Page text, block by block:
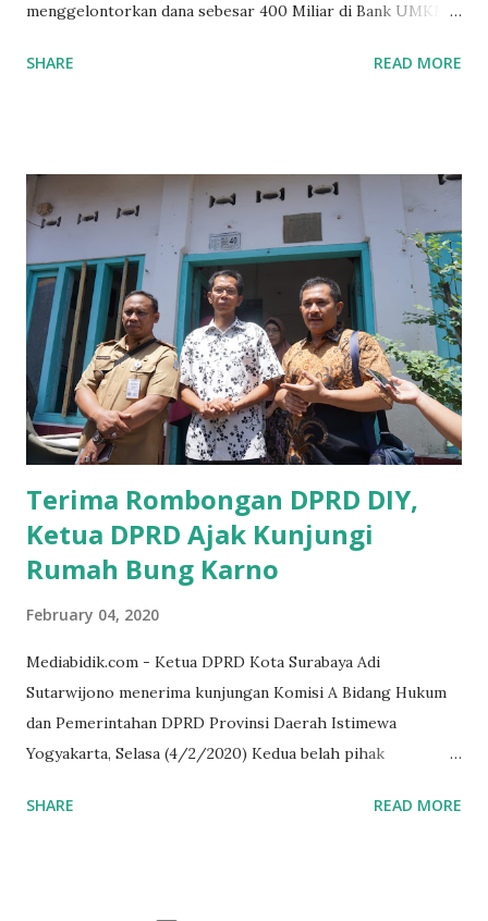
menggelontorkan dana sebesar 400 Miliar di Bank UMKM
UMKM di Jatim. Namun Chusainuddin,S.Sos Anggota Komisi
yang sebenarnya ada dana pinjaman lunak untuk mereka. "
Ketika saya menjalankan Reses di Blitar,Kediri dan
Tulungagung , banyak masyarakat sana tak mengetahui ada
dana pinjaman lunak di Bank UMKM untuk para pelaku
UMKM, karena sebenarnya jika Pemprov serius
memberikan sosialisasi sampai ke tingkat desa,maka saya
yakin masyarakat sangat senang sekali," ucap pria yang
akrab dipanggil Gus Udin tersebut. Apalagi menyambut
MEA, seharusnya pelaku UMKM sudah mengerti kalau ada
dana pinjaman unt...
SHARE READ MORE
Terima Rombongan DPRD DIY,
Ketua DPRD Ajak Kunjungi
Rumah Bung Karno
February 04, 2020
Mediabidik.com - Ketua DPRD Kota Surabaya Adi
Sutarwijono menerima kunjungan Komisi A Bidang Hukum
dan Pemerintahan DPRD Provinsi Daerah Istimewa
Yogyakarta, Selasa (4/2/2020) Kedua belah pihak
memperkuat Demokrasi Pancasila. Turut dalam rombongan
SHARE READ MORE